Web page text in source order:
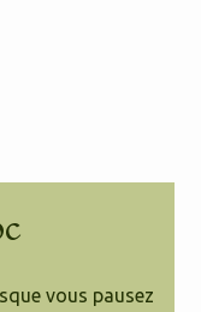
vous pausez